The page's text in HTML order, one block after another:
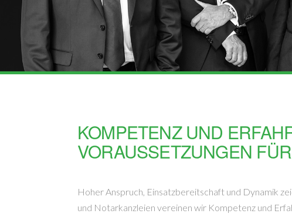
KOMPETENZ UND
VORAUSSETZUNGEN
Hoher Anspruch, Einsatzbereitschaft und Dynamik
und Notarkanzleien vereinen wir Kompetenz und